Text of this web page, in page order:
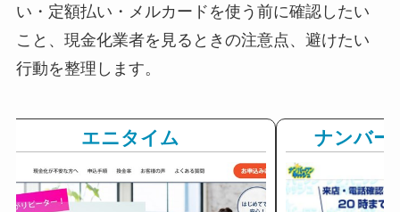
い・定額払い・メルカードを使う前に確認したい
こと、現金化業者を見るときの注意点、避けたい
行動を整理します。
エニタイム ナンバー